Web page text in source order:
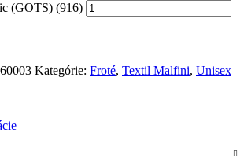
(GOTS) (916)
Kategórie: Froté, Textil Malfini, Unisex